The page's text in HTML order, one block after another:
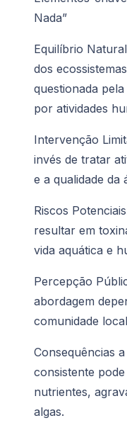
Nada”
Equilíbrio
dos
questionada
por atividades
Intervenção
invés de tratar
e a qualidade da
Riscos
resultar em
vida aquática e
Percepção
abordagem
comunidade
Consequências
consistente
nutrientes,
algas.